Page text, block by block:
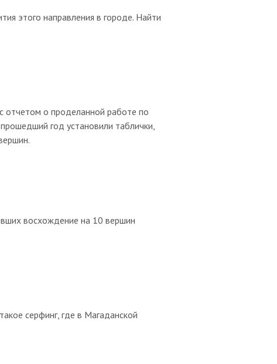
этого направления в городе. Найти
отчетом о проделанной работе по
год установили таблички,
восхождение на 10 вершин
серфинг, где в Магаданской